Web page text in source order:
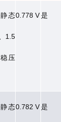
静态
1.5
压
0.778 V是
静态0.782 V是